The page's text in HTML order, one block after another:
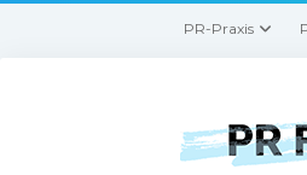
PR-Praxis